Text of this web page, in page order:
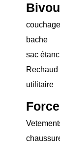
couchage
bache
sac
Rechaud
utilitaire